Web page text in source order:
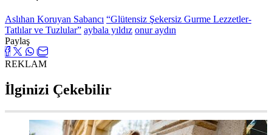
Aslıhan Koruyan Sabancı “Glütensiz Şekersiz Gurme Lezzetler-
Tatlılar ve Tuzlular” aybala yıldız onur aydın
Paylaş
REKLAM
İlginizi Çekebilir